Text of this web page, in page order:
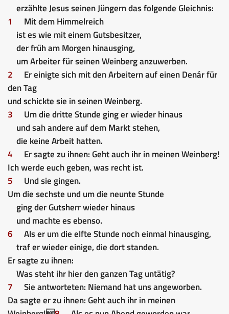
erzählte Jesus seinen Jüngern das folgende Gleichnis:
1
Mit dem Himmelreich
ist es wie mit einem Gutsbesitzer,
der früh am Morgen hinausging,
um Arbeiter für seinen Weinberg anzuwerben.
2
Er einigte sich mit den Arbeitern auf einen Denár für
den Tag
und schickte sie in seinen Weinberg.
3
Um die dritte Stunde ging er wieder hinaus
und sah andere auf dem Markt stehen,
die keine Arbeit hatten.
4
Er sagte zu ihnen: Geht auch ihr in meinen Weinberg!
Ich werde euch geben, was recht ist.
5
Und sie gingen.
Um die sechste und um die neunte Stunde
ging der Gutsherr wieder hinaus
und machte es ebenso.
6
Als er um die elfte Stunde noch einmal hinausging,
traf er wieder einige, die dort standen.
Er sagte zu ihnen:
Was steht ihr hier den ganzen Tag untätig?
7
Sie antworteten: Niemand hat uns angeworben.
Da sagte er zu ihnen: Geht auch ihr in meinen